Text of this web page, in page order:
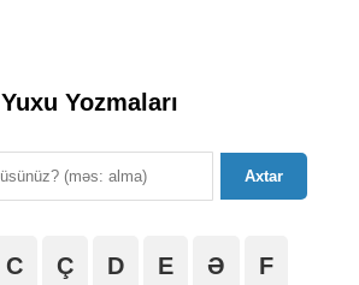
Yuxu Yozmaları
Axtar
C Ç D E Ə F